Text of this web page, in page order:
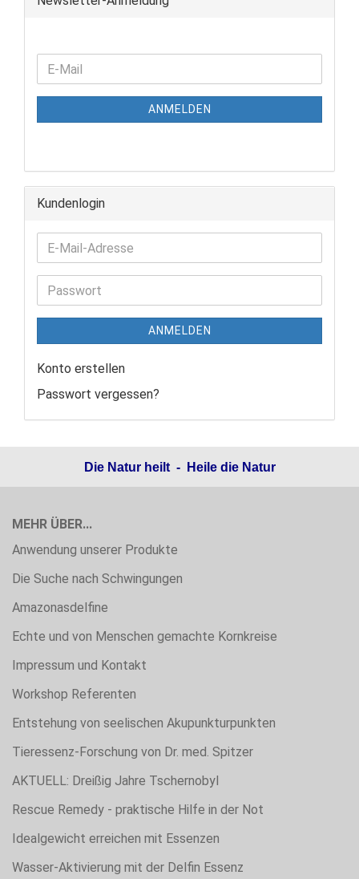
ANMELDEN
Kundenlogin
ANMELDEN
Konto erstellen
Passwort vergessen?
Die Natur heilt - Heile die Natur
MEHR ÜBER...
Anwendung unserer Produkte
Die Suche nach Schwingungen
Amazonasdelfine
Echte und von Menschen gemachte Kornkreise
Impressum und Kontakt
Workshop Referenten
Entstehung von seelischen Akupunkturpunkten
Tieressenz-Forschung von Dr. med. Spitzer
AKTUELL: Dreißig Jahre Tschernobyl
Rescue Remedy - praktische Hilfe in der Not
Idealgewicht erreichen mit Essenzen
Wasser-Aktivierung mit der Delfin Essenz